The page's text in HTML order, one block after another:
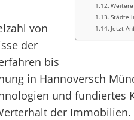
Städte
Jetzt
von
der
bis
in Hannoversch
und
der